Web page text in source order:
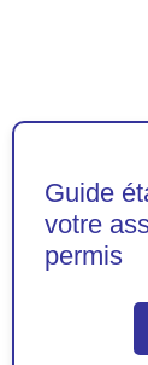
Guide
votre
permis